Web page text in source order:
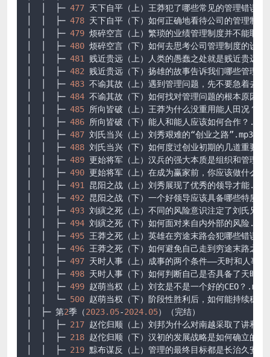
│  │  ├─ 477 天下自平（上）王莽犯了哪些常见的管理错误
│  │  ├─ 478 天下自平（下）如何正确地看待公司的管理制度
│  │  ├─ 479 烦碎空言（上）繁琐的业绩管理制度并不能取得
│  │  ├─ 480 烦碎空言（下）如何去思考公司管理制度的设计
│  │  ├─ 481
贱近贵远（上）人类的愚蠢之处就是贱近贵远
│  │  ├─ 482 贱近贵远（下）扬雄的故事告诉我们哪些管理的
│  │  ├─ 483 不谕其故（上）遇到管理问题，先不要急着去解
│  │  ├─ 484 不谕其故（下）如何找对管理问题的根本原因
│  │  ├─ 485 所向皆破（上）王莽为什么没重用能人田况？
│  │  ├─ 486 所向皆破（下）能人和能人应该如何合作？.mp3
│  │  ├─ 487 刘氏当兴（上）刘秀艰难的“创业之路”.mp3
│  │  ├─ 488 刘氏当兴（下）如何度过创业初期的几道重要关
│  │  ├─ 489 更始将军（上）汉兵的强大本质是组织和管理的
│  │  ├─ 490 更始将军（上）在成为赢家前，你应该做什么
│  │  ├─ 491
昆阳之战（上）刘秀展现了优秀的领导才能.mp3
│  │  ├─ 492 昆阳之战（下）一个好领导应该具备哪些特质
│  │  ├─ 493 刘縯之死（上）不同的风险意识注定了刘氏兄弟
│  │  ├─ 494 刘縯之死（下）如何面对来自内外部的风险.mp3
│  │  ├─ 495 王莽之死（上）英雄在穷途末路会犯哪些错误
│  │  ├─ 496 王莽之死（下）如何避免自己走到穷途末路之时
│  │  ├─ 497 天时人事（上）成事的两个条件——天时和人事
│  │  ├─ 498 天时人事（下）如何判断自己是否具备了天时和
│  │  ├─ 499 赵萌当权（上）刘玄是不是一个好的CEO？.mp3
│  │  └─ 500 赵萌当权（下）阶段性胜利后，如何能持续稳赢
│  ├─ 第2季（2023.05-2024.05）（完结）
│  │  ├─ 217 赵佗归顺（上）刘邦为什么对南越采取了讲和的
│  │  ├─ 218 赵佗归顺（下）汉初的发展战略是如何确立的
│  │  ├─ 219 黥布谋反（上）管理的最终目标都是长治久安